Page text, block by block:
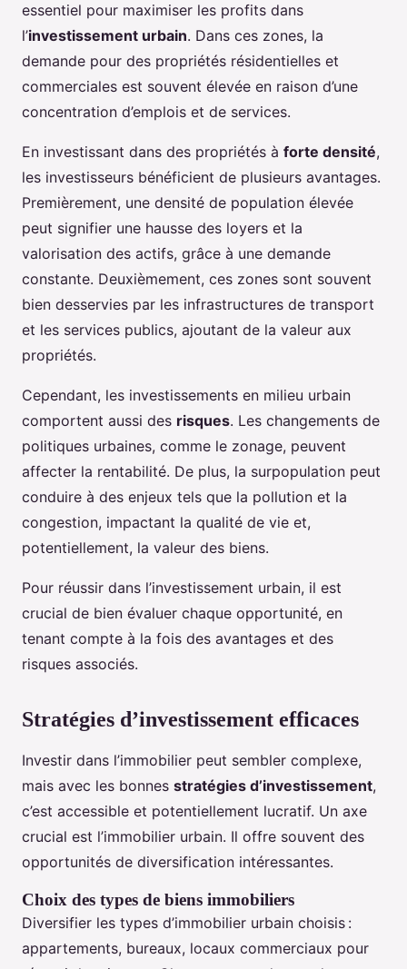
essentiel pour maximiser les profits dans
l’investissement urbain. Dans ces zones, la
demande pour des propriétés résidentielles et
commerciales est souvent élevée en raison d’une
concentration d’emplois et de services.
En investissant dans des propriétés à forte densité,
les investisseurs bénéficient de plusieurs avantages.
Premièrement, une densité de population élevée
peut signifier une hausse des loyers et la
valorisation des actifs, grâce à une demande
constante. Deuxièmement, ces zones sont souvent
bien desservies par les infrastructures de transport
et les services publics, ajoutant de la valeur aux
propriétés.
Cependant, les investissements en milieu urbain
comportent aussi des risques. Les changements de
politiques urbaines, comme le zonage, peuvent
affecter la rentabilité. De plus, la surpopulation peut
conduire à des enjeux tels que la pollution et la
congestion, impactant la qualité de vie et,
potentiellement, la valeur des biens.
Pour réussir dans l’investissement urbain, il est
crucial de bien évaluer chaque opportunité, en
tenant compte à la fois des avantages et des
risques associés.
Stratégies d’investissement efficaces
Investir dans l’immobilier peut sembler complexe,
mais avec les bonnes stratégies d’investissement,
c’est accessible et potentiellement lucratif. Un axe
crucial est l’immobilier urbain. Il offre souvent des
opportunités de diversification intéressantes.
Choix des types de biens immobiliers
Diversifier les types d’immobilier urbain choisis :
appartements, bureaux, locaux commerciaux pour